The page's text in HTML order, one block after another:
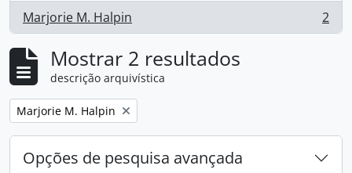
Marjorie M. Halpin
, 2 resultados 2
Mostrar 2 resultados
descrição arquivística
Remove filter:
Marjorie M. Halpin
Opções de pesquisa avançada